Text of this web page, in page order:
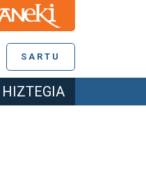
SARTU
HIZTEGIA